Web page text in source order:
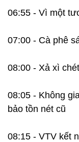
06:55 - Vì một
07:00 - Cà phê
08:00 - Xả xì chét
08:05 - Không
bảo tồn nét cũ
08:15 - VTV kết